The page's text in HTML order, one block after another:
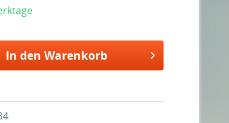
In den Warenkorb